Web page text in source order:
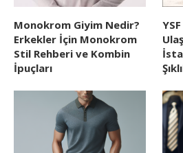
Monokrom Giyim Nedir?
Erkekler İçin Monokrom
Stil Rehberi ve Kombin
İpuçları